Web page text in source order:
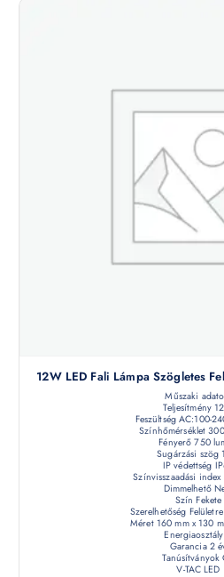
12W LED Fali Lámpa Szögletes
Műszaki
Teljesítmény
Feszültség AC:100-
Színhőmérséklet
Fényerő 750
Sugárzási szög
IP védettség
Színvisszaadási
Dimmelhető
Szín Fekete
Szerelhetőség
Méret 160 mm x 130
Garancia 2
Tanúsítványok
V-TAC LED